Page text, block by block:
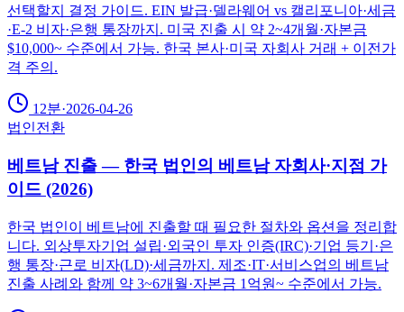
선택할지 결정 가이드. EIN 발급·델라웨어 vs 캘리포니아·세금
·E-2 비자·은행 통장까지. 미국 진출 시 약 2~4개월·자본금
$10,000~ 수준에서 가능. 한국 본사·미국 자회사 거래 + 이전가
격 주의.
12분·2026-04-26
법인전환
베트남 진출 — 한국 법인의 베트남 자회사·지점 가
이드 (2026)
한국 법인이 베트남에 진출할 때 필요한 절차와 옵션을 정리합
니다. 외상투자기업 설립·외국인 투자 인증(IRC)·기업 등기·은
행 통장·근로 비자(LD)·세금까지. 제조·IT·서비스업의 베트남
진출 사례와 함께 약 3~6개월·자본금 1억원~ 수준에서 가능.